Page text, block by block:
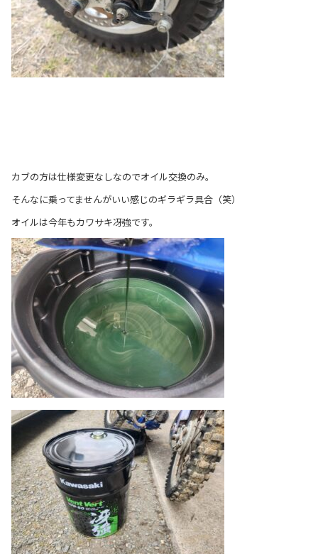
カブの方は仕様変更なしなのでオイル交換のみ。
そんなに乗ってませんがいい感じのギラギラ具合（笑）
オイルは今年もカワサキ冴強です。